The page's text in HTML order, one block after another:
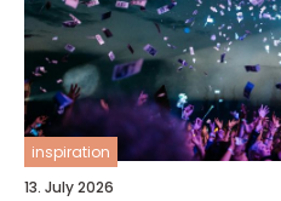
inspiration
13. July 2026